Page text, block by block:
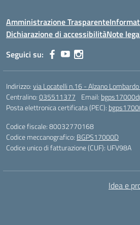
Amministrazione Trasparente
Dichiarazione di accessibilitàNote
Seguici su:
Indirizzo:via Locatelli n.16 - Alzano Lombardo
Centralino:035511377 Email:
Posta elettronica certificata (PEC):
Codice fiscale: 80032770168
Codice meccanografico: BGPS17000D
Codice unico di fatturazione (CUF): UFV98A
Idea e